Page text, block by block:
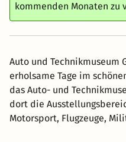
kommenden Monaten zu
Auto und Technikmuseum
erholsame Tage im
das Auto- und
dort die
Motorsport, Flugzeuge,